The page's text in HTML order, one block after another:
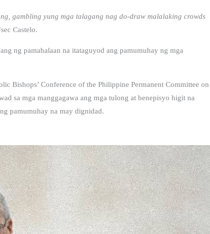
gambling yung mga talagang nag do-draw malalaking crowds
Castelo.
ng pamahalaan na itataguyod ang pamumuhay ng mga
Bishops’ Conference of the Philippine Permanent Committee on
sa mga manggagawa ang mga tulong at benepisyo higit na
pamumuhay na may dignidad.